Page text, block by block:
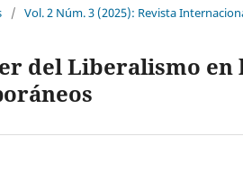
/ Vol. 2 Núm. 3 (2025): Revista
del Liberalismo en